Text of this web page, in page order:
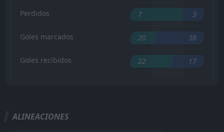
Perdidos 7 3
Goles marcados 20 38
Goles recibidos 22 17
ALINEACIONES